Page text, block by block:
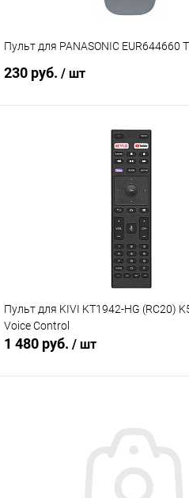
Пульт для PANASONIC EUR644660
230 руб. / шт
В корзину
Пульт для KIVI KT1942-HG (RC20)
Voice Control
1 480 руб. / шт